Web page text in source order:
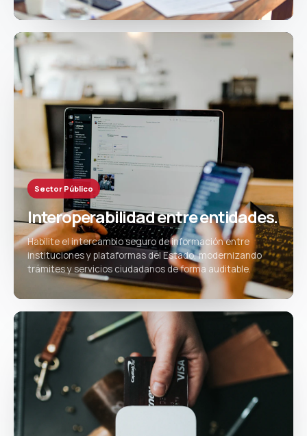
Sector Público
Interoperabilidad entre entidades.
Habilite el intercambio seguro de información entre
instituciones y plataformas del Estado, modernizando
trámites y servicios ciudadanos de forma auditable.